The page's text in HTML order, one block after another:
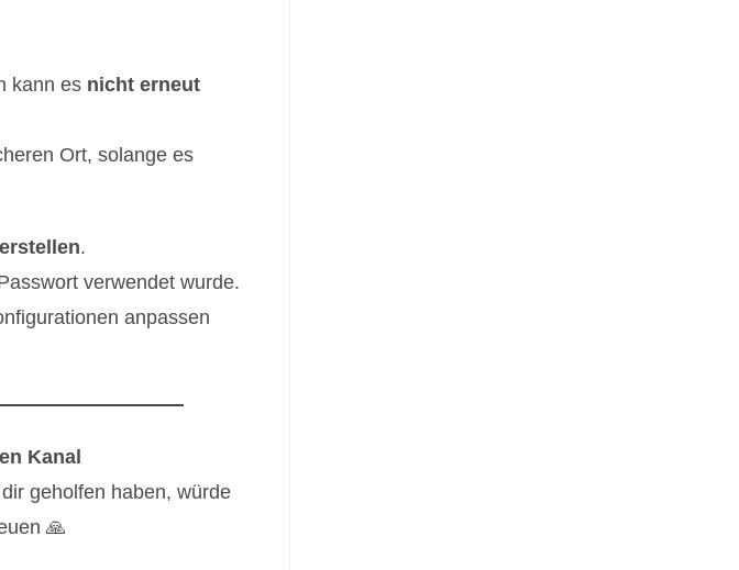
kann es nicht erneut
Ort, solange es
.
verwendet wurde.
anpassen
Kanal
geholfen haben, würde
🙏